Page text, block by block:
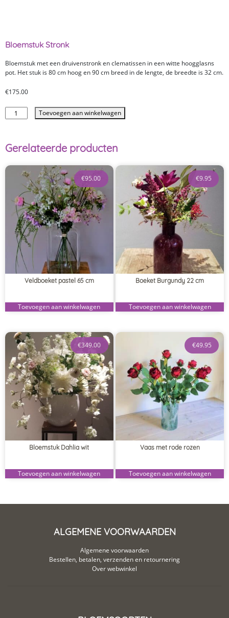
Bloemstuk Stronk
Bloemstuk met een druivenstronk en clematissen in een witte hoogglasns
pot. Het stuk is 80 cm hoog en 90 cm breed in de lengte, de breedte is 32 cm.
€175.00
Toevoegen aan winkelwagen
Gerelateerde producten
Veldboeket pastel 65 cm
€95.00
Toevoegen aan winkelwagen
Boeket Burgundy 22 cm
€9.95
Toevoegen aan winkelwagen
Bloemstuk Dahlia wit
€349.00
Toevoegen aan winkelwagen
Vaas met rode rozen
€49.95
Toevoegen aan winkelwagen
ALGEMENE VOORWAARDEN
Algemene voorwaarden
Bestellen, betalen, verzenden en retournering
Over webwinkel